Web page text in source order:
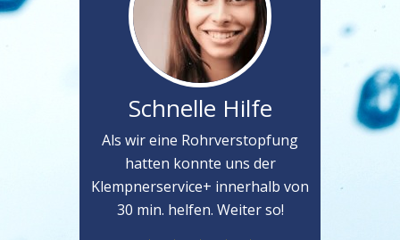
Schnelle Hilfe
Als wir eine Rohrverstopfung
hatten konnte uns der
Klempnerservice+ innerhalb von
30 min. helfen. Weiter so!